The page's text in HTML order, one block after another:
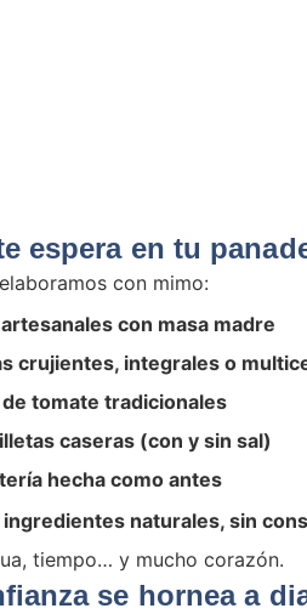
espera en tu
con mimo:
con masa madre
crujientes, integrales o
tomate tradicionales
caseras (con y sin sal)
hecha como antes
ingredientes naturales, sin
tiempo… y mucho corazón.
se hornea a